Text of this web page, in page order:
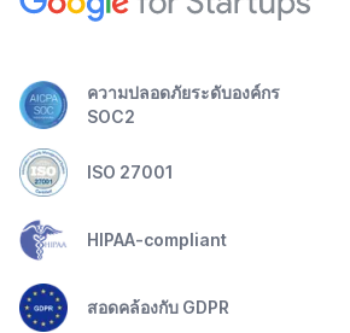
ความปลอดภัยระดับองค์กร
SOC2
ISO 27001
HIPAA-compliant
สอดคล้องกับ GDPR